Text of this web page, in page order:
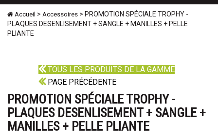
Accueil > Accessoires > PROMOTION SPÉCIALE TROPHY -
PLAQUES DESENLISEMENT + SANGLE + MANILLES + PELLE
PLIANTE
TOUS LES PRODUITS DE LA GAMME
PAGE PRÉCÉDENTE
PROMOTION SPÉCIALE TROPHY -
PLAQUES DESENLISEMENT + SANGLE +
MANILLES + PELLE PLIANTE